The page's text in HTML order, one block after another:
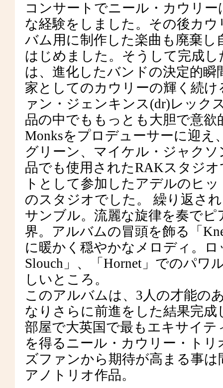
コンサートでニール・カウリ
な経験をしました。その後カ
バム用に制作した楽曲も廃棄
はじめました。そうして完成
は、進化したバンドの決定的
家としてのカウリーの輝く続
ァン・ジェンキンス(dr)レック
品の中でももっとも大胆で意
Monksをプロデューサーに迎
グリーン、マイケル・ジャク
品でも使用されたRAKスタジ
トとして参加したアデルのヒッ
のスタジオでした。 繰り返さ
サンブル。流麗な旋律を奏で
界。アルバムの冒頭を飾る「
に暖かく穏やかなメロディ。
Slouch」、「Hornet」でのパ
しいところ。
このアルバムは、3人の才能の
なりさらに前進をした結果完
部屋で大英国で最もエキサイ
を得るニール・カウリー・ト
ズファンから期待が高まる事
アノトリオ作品。